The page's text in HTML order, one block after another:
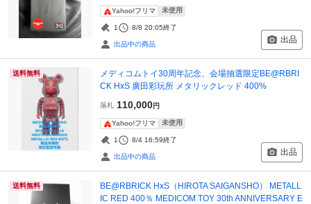
Yahoo!フリマ 未使用
1 8/8 20:05終了
出品中の商品 出品
送料無料
メディコムトイ30周年記念、会場抽選限定BE@RBRI
CK HxS 廣田彩玩所 メタリックレッド 400%
落札 110,000円
Yahoo!フリマ 未使用
1 8/4 16:59終了
出品中の商品 出品
送料無料
BE@RBRICK HxS（HIROTA SAIGANSHO） METALL
IC RED 400％ MEDICOM TOY 30th ANNIVERSARY E